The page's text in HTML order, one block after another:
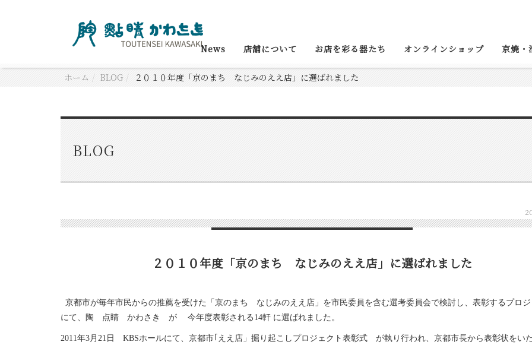
News 店舗について お店を彩る器たち オンラインショップ 京焼・
ホーム BLOG ２０１０年度「京のまち なじみのええ店」に選ばれました
BLOG
２０１０年度「京のまち なじみのええ店」に選ばれました
京都市が毎年市民からの推薦を受けた「京のまち なじみのええ店」を市民委員を含む選考委員会で検討し、表彰するプロジ
にて、陶 点睛 かわさき が
今年度表彰される 14軒 に選ばれました。
2011年3月21日 KBSホールにて、京都市｢ええ店」掘り起こしプロジェクト表彰式 が執り行われ、京都市長から表彰状をい